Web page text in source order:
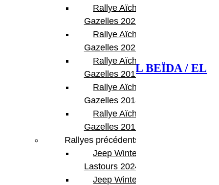
Compte rendu Prologue EL BEÏDA / EL
Rallye Aïcha des
Gazelles 2022
Rallye Aïcha des
Gazelles 2021 -30th
Rallye Aïcha des
Gazelles 2019
Rallye Aïcha des
Gazelles 2018
Rallye Aïcha des
Gazelles 2017
Rallyes précédents
Jeep Winter
Lastours 2024
Jeep Winter Tour